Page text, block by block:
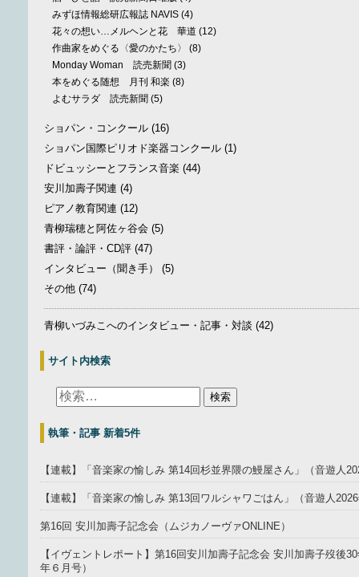
みずほ情報総研広報誌 NAVIS (4)
花々の想い…メルヘンと花 華道 (12)
作曲家をめぐる〈愛のかたち〉
(8)
Monday Woman 読売新聞 (3)
本をめぐる随想 月刊 和楽 (8)
よむサラダ 読売新聞 (5)
ショパン・コンクール (16)
ショパン国際ピリオド楽器コンクール (1)
ドビュッシーとフランス音楽 (44)
安川加壽子関連 (4)
ピアノ教育関連 (12)
青柳瑞穂と阿佐ヶ谷会 (5)
書評・論評・CD評 (47)
インタビュー（聞き手）
(5)
その他 (74)
青柳いづみこへのインタビュー・記事・対談 (42)
サイト内検索
執筆・記事 新着5件
【連載】「音楽家の愉しみ 第14回杉並界隈の鰻屋さん」（音遊人
【連載】「音楽家の愉しみ 第13回ワルシャワごはん」（音遊人
第16回 安川加壽子記念会（ムジカノーヴァONLINE）
【イヴェントレポート】第16回安川加壽子記念会 安川加壽子歿後
年６月号）